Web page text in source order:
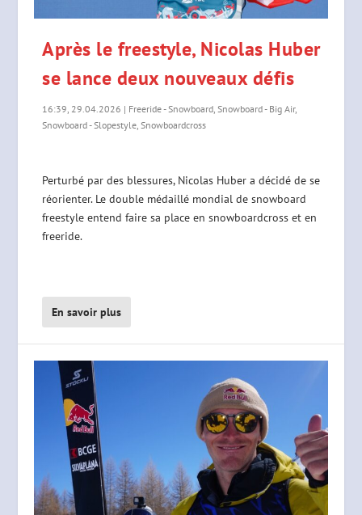
Après le freestyle, Nicolas Huber
se lance deux nouveaux défis
16:39, 29.04.2026 | Freeride - Snowboard Snowboard - Big Air,
Snowboard - Slopestyle Snowboardcross
Perturbé par des blessures, Nicolas Huber a décidé de se
réorienter. Le double médaillé mondial de snowboard
freestyle entend faire sa place en snowboardcross et en
freeride.
En savoir plus